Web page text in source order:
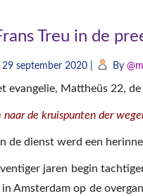
Treu in de
29 september 2020 By
evangelie, Mattheüs 22,
naar de kruispunten der
de dienst werd een
jaren begin
in Amsterdam op de